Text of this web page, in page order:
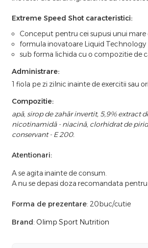
Extreme Speed Shot caracteristici:
Conceput pentru cei supusi unui mare
formula inovatoare Liquid
sub forma lichida cu o compozitie de
Administrare:
1 fiola pe zi zilnic inainte de exercitii sau
Compozitie:
apă, sirop de zahăr invertit, 5,9% extract
nicotinamidă - niacină, clorhidrat de
conservant - E 200.
Atentionari:
A se agita inainte de consum.
A nu se depasi doza recomandata
Forma de prezentare: 20buc/cutie
Brand: Olimp Sport Nutrition